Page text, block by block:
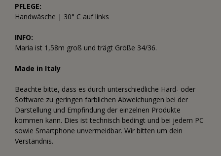
PFLEGE:
Handwäsche | 30° C auf links
INFO:
Maria ist 1,58m groß und trägt Größe 34/36.
Made in Italy
Beachte bitte, dass es durch unterschiedliche Hard- oder
Software zu geringen farblichen Abweichungen bei der
Darstellung und Empfindung der einzelnen Produkte
kommen kann. Dies ist technisch bedingt und bei jedem PC
sowie Smartphone unvermeidbar. Wir bitten um dein
Verständnis.